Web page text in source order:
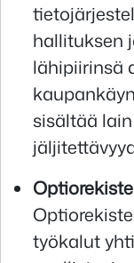
hallituksen
lähipiirinsä
sisältää
työkalut